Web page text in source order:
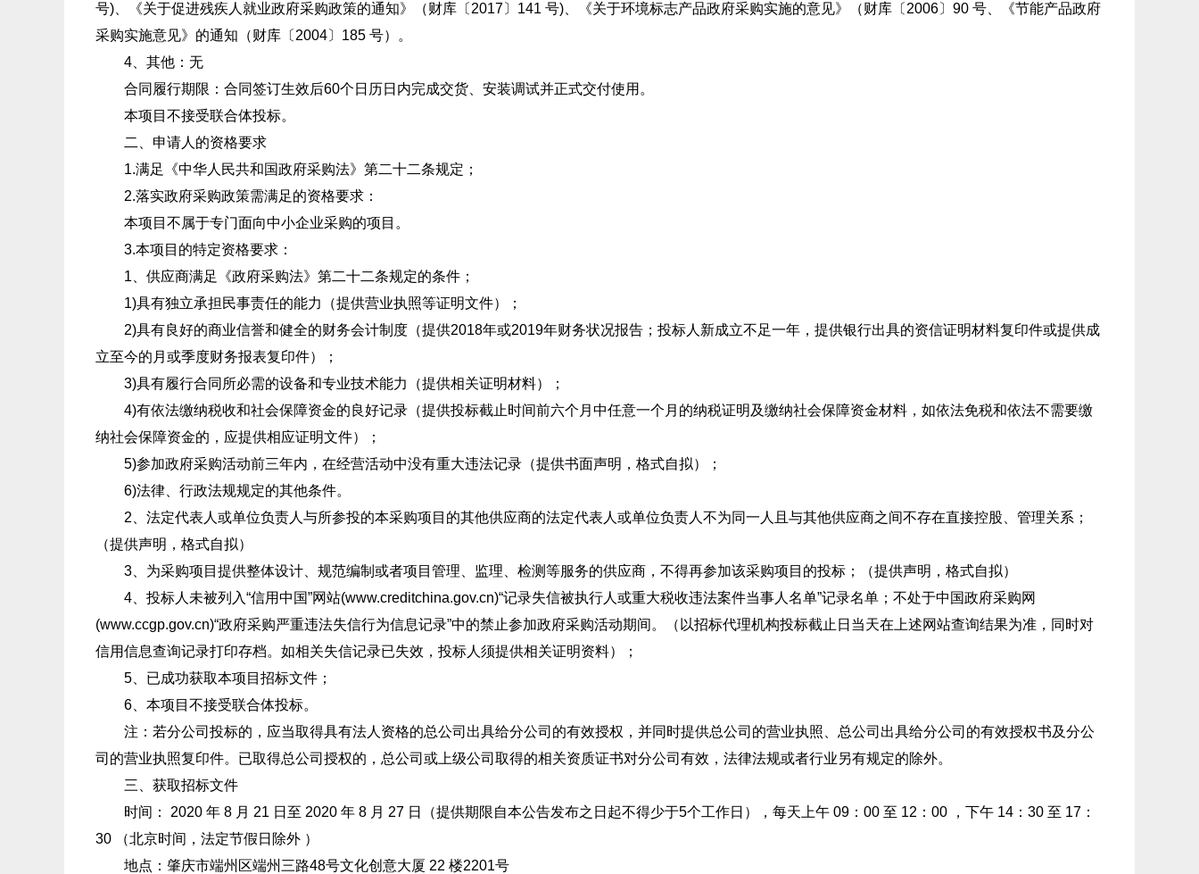
号)、《关于促进残疾人就业政府采购政策的通知》（财库〔2017〕141 号)、《关于环境标志产品政府采购实施的意见》（财库〔2006〕90 号、《节能产品政府
采购实施意见》的通知（财库〔2004〕185 号）。
4、其他：无
合同履行期限：合同签订生效后60个日历日内完成交货、安装调试并正式交付使用。
本项目不接受联合体投标。
二、申请人的资格要求
1.满足《中华人民共和国政府采购法》第二十二条规定；
2.落实政府采购政策需满足的资格要求：
本项目不属于专门面向中小企业采购的项目。
3.本项目的特定资格要求：
1、供应商满足《政府采购法》第二十二条规定的条件；
1)具有独立承担民事责任的能力（提供营业执照等证明文件）；
2)具有良好的商业信誉和健全的财务会计制度（提供2018年或2019年财务状况报告；投标人新成立不足一年，提供银行出具的资信证明材料复印件或提供成
立至今的月或季度财务报表复印件）；
3)具有履行合同所必需的设备和专业技术能力（提供相关证明材料）；
4)有依法缴纳税收和社会保障资金的良好记录（提供投标截止时间前六个月中任意一个月的纳税证明及缴纳社会保障资金材料，如依法免税和依法不需要缴
纳社会保障资金的，应提供相应证明文件）；
5)参加政府采购活动前三年内，在经营活动中没有重大违法记录（提供书面声明，格式自拟）；
6)法律、行政法规规定的其他条件。
2、法定代表人或单位负责人与所参投的本采购项目的其他供应商的法定代表人或单位负责人不为同一人且与其他供应商之间不存在直接控股、管理关系；
（提供声明，格式自拟）
3、为采购项目提供整体设计、规范编制或者项目管理、监理、检测等服务的供应商，不得再参加该采购项目的投标；（提供声明，格式自拟）
4、投标人未被列入“信用中国”网站(www.creditchina.gov.cn)“记录失信被执行人或重大税收违法案件当事人名单”记录名单；不处于中国政府采购网
(www.ccgp.gov.cn)“政府采购严重违法失信行为信息记录”中的禁止参加政府采购活动期间。（以招标代理机构投标截止日当天在上述网站查询结果为准，同时对
信用信息查询记录打印存档。如相关失信记录已失效，投标人须提供相关证明资料）；
5、已成功获取本项目招标文件；
6、本项目不接受联合体投标。
注：若分公司投标的，应当取得具有法人资格的总公司出具给分公司的有效授权，并同时提供总公司的营业执照、总公司出具给分公司的有效授权书及分公
司的营业执照复印件。已取得总公司授权的，总公司或上级公司取得的相关资质证书对分公司有效，法律法规或者行业另有规定的除外。
三、获取招标文件
时间： 2020 年 8 月 21 日至 2020 年 8 月 27 日（提供期限自本公告发布之日起不得少于5个工作日），每天上午 09：00 至 12：00 ，下午 14：30 至 17：
30 （北京时间，法定节假日除外 ）
地点：肇庆市端州区端州三路48号文化创意大厦 22 楼2201号